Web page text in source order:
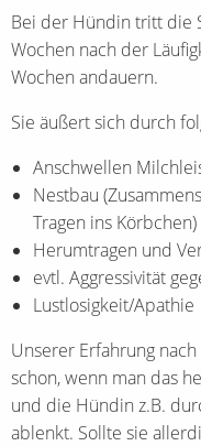
Bei der Hündin tritt die
Wochen nach der
Wochen andauern.
Sie äußert sich durch
Anschwellen
Nestbau
Tragen ins Körbchen)
Herumtragen und
evtl. Aggressivität
Lustlosigkeit/Apathie
Unserer Erfahrung
schon, wenn man das
und die Hündin z.B.
ablenkt. Sollte sie